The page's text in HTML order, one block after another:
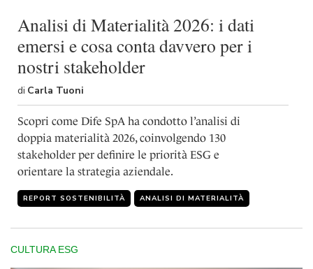
screen
interact
Analisi di Materialità 2026: i dati
emersi e cosa conta davvero per i
nostri stakeholder
di Carla Tuoni
Scopri come Dife SpA ha condotto l’analisi di
doppia materialità 2026, coinvolgendo 130
stakeholder per definire le priorità ESG e
orientare la strategia aziendale.
REPORT SOSTENIBILITÀ ANALISI DI MATERIALITÀ
CULTURA ESG